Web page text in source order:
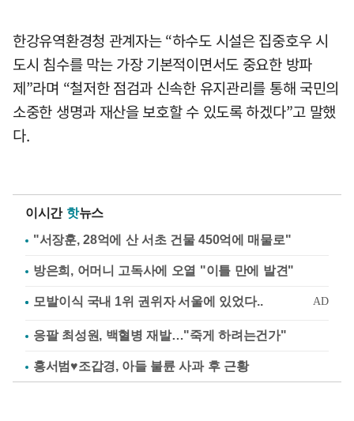
한강유역환경청 관계자는 “하수도 시설은 집중호우 시
도시 침수를 막는 가장 기본적이면서도 중요한 방파
제”라며 “철저한 점검과 신속한 유지관리를 통해 국민의
소중한 생명과 재산을 보호할 수 있도록 하겠다”고 말했
다.
이시간 핫뉴스
"서장훈, 28억에 산 서초 건물 450억에 매물로"
방은희, 어머니 고독사에 오열 "이틀 만에 발견"
응팔 최성원, 백혈병 재발…"죽게 하려는건가"
홍서범♥조갑경, 아들 불륜 사과 후 근황